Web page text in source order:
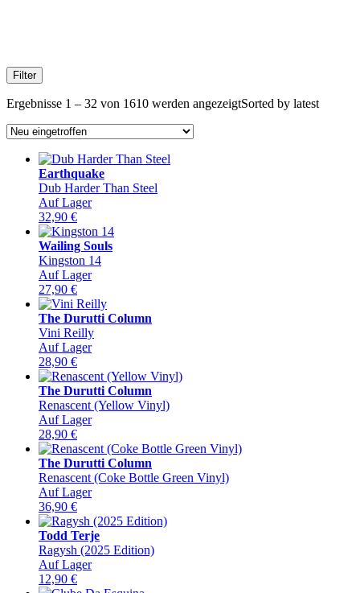
Filter
Ergebnisse 1 – 32 von 1610 werden angezeigtSorted by latest
Earthquake
Dub Harder Than Steel
Auf Lager
32,90 €
Wailing Souls
Kingston 14
Auf Lager
27,90 €
The Durutti Column
Vini Reilly
Auf Lager
28,90 €
The Durutti Column
Renascent (Yellow Vinyl)
Auf Lager
28,90 €
The Durutti Column
Renascent (Coke Bottle Green Vinyl)
Auf Lager
36,90 €
Todd Terje
Ragysh (2025 Edition)
Auf Lager
12,90 €